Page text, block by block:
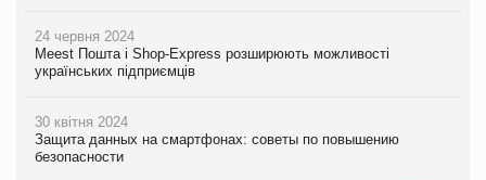
24 червня 2024
Meest Пошта і Shop-Express розширюють можливості
українських підприємців
30 квітня 2024
Защита данных на смартфонах: советы по повышению
безопасности